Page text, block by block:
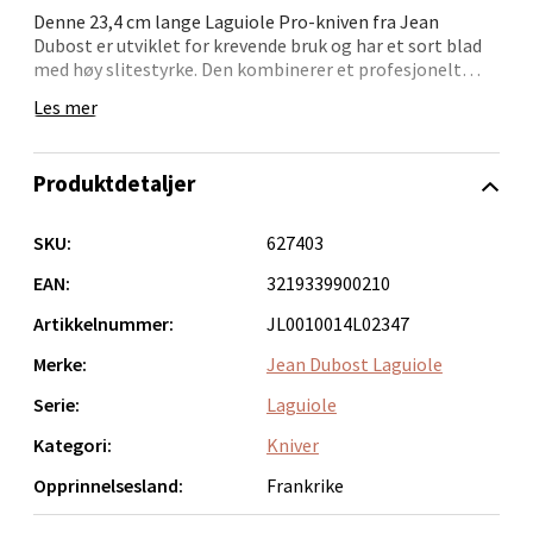
Denne 23,4 cm lange Laguiole Pro-kniven fra Jean
Dubost er utviklet for krevende bruk og har et sort blad
med høy slitestyrke. Den kombinerer et profesjonelt
presisjonsarbeid på kjøkkenet.
oppskjæring av kjøtt som til grønnsaker og frukt. En
eleganse og ytelse i ett redskap.
Les mer
Produktdetaljer
SKU:
627403
EAN:
3219339900210
Artikkelnummer:
JL0010014L02347
Merke:
Jean Dubost Laguiole
Serie:
Laguiole
Kategori:
Kniver
Opprinnelsesland:
Frankrike
Fridtjof Nansensgate 22, 8622 Mo i Rana
Åpent i dag 09-19
0 i butikk
Ålesund - Thon Senter Moa
Åpent i dag 10-20